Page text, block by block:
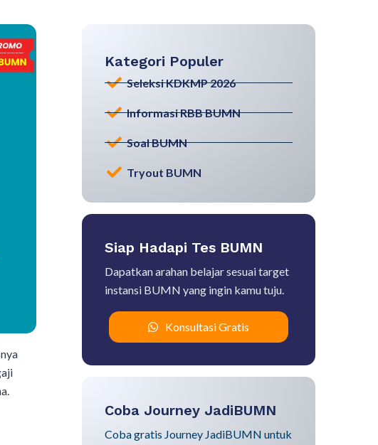
Kategori Populer
Seleksi KDKMP 2026
Informasi RBB BUMN
Soal BUMN
Tryout BUMN
Siap Hadapi Tes BUMN
Dapatkan arahan belajar sesuai target
instansi BUMN yang ingin kamu tuju.
Konsultasi Gratis
Coba Journey JadiBUMN
Coba gratis Journey JadiBUMN untuk